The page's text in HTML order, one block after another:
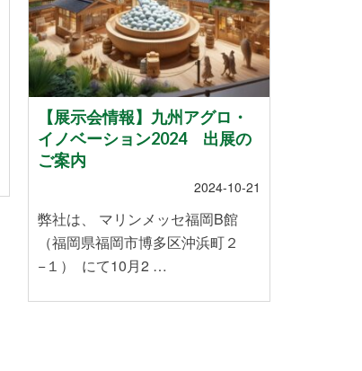
【展示会情報】九州アグロ・
イノベーション2024 出展の
ご案内
2024-10-21
弊社は、 マリンメッセ福岡B館
（福岡県福岡市博多区沖浜町２
−１） にて10月2 …